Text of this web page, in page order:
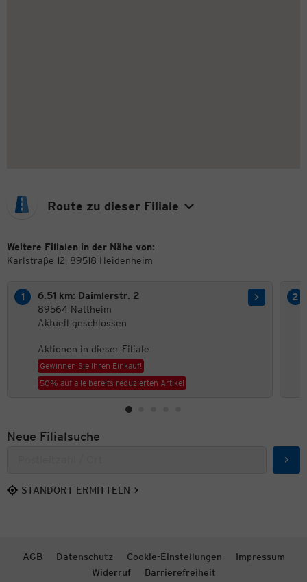
Route zu dieser Filiale
Weitere Filialen in der Nähe von:
Karlstraße 12, 89518 Heidenheim
6.51 km: Daimlerstr. 2
89564 Nattheim
Aktuell geschlossen
Aktionen in dieser Filiale
Gewinnen Sie Ihren Einkauf!
50% auf alle bereits reduzierten Artikel
Neue Filialsuche
STANDORT ERMITTELN
AGB Datenschutz Cookie-Einstellungen
Impressum
Widerruf
Barrierefreiheit